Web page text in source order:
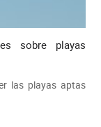
sobre playas
las playas aptas